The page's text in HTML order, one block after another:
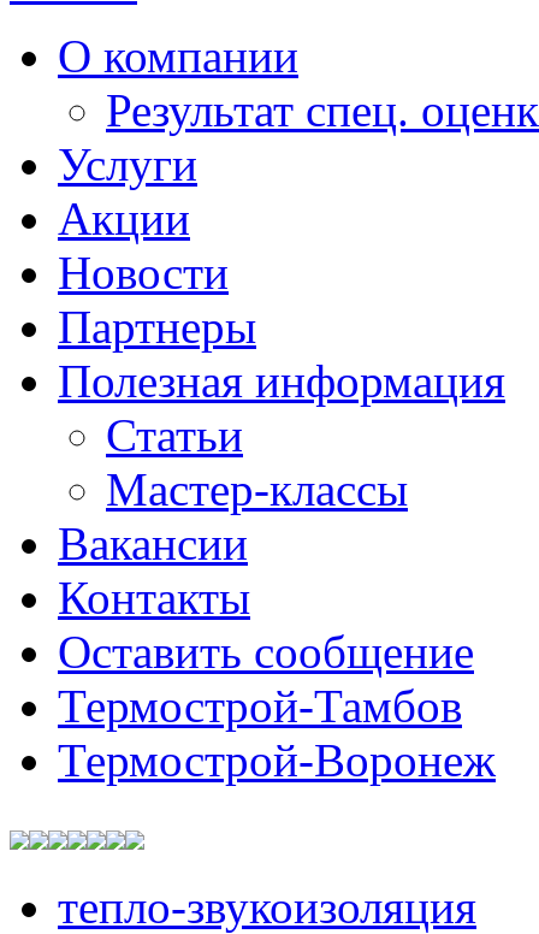
О компании
Результат спец.
Услуги
Акции
Новости
Партнеры
Полезная информация
Статьи
Мастер-классы
Вакансии
Контакты
Оставить сообщение
Термострой-Тамбов
Термострой-Воронеж
тепло-звукоизоляция